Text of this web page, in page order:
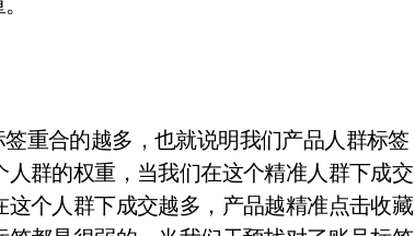
重合的越多，也就说明我们产品人群标签
群的权重，当我们在这个精准人群下成交
个人群下成交越多，产品越精准点击收藏